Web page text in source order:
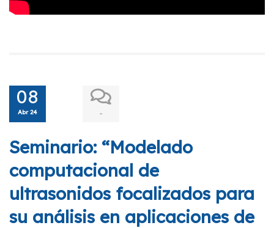
08
Abr 24 -
Seminario: “Modelado
computacional de
ultrasonidos focalizados para
su análisis en aplicaciones de